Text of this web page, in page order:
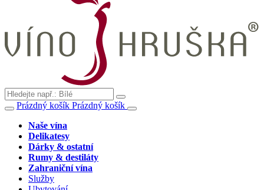
Prázdný košík Prázdný košík
Naše vína
Delikatesy
Dárky & ostatní
Rumy & destiláty
Zahraniční vína
Služby